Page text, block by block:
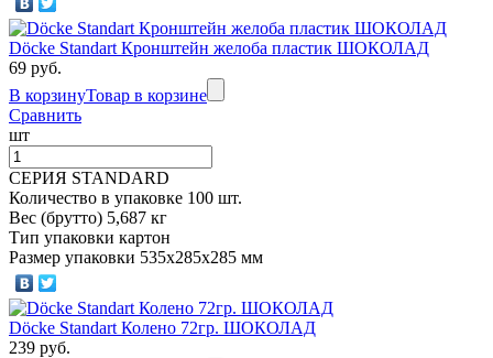
Döcke Standart Кронштейн желоба пластик ШОКОЛАД
69 руб.
В корзинуТовар в корзине
Сравнить
шт
СЕРИЯ STANDARD
Количество в упаковке 100 шт.
Вес (брутто) 5,687 кг
Тип упаковки картон
Размер упаковки 535х285х285 мм
Döcke Standart Колено 72гр. ШОКОЛАД
239 руб.